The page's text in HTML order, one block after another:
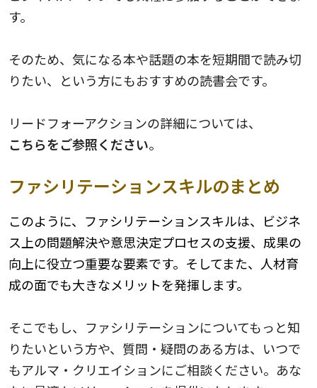
す。
そのため、気になる本や話題の本を短期間で読み切
りたい、という方にもおすすめの読書会です。
リードフォーアクションの詳細については、
こちらをご参照ください。
ファシリテーションスキルのまとめ
このように、ファシリテーションスキルは、ビジネ
ス上の問題解決や意思決定プロセスの支援、成果の
向上に役立つ重要な要素です。そしてまた、 人材育
成の面でも大きなメリットを発揮します。
そこでもし、ファシリテーションについてもっと知
りたいという方や、質問・疑問のある方は、いつで
もアルマ・クリエイションにご相談ください。あな